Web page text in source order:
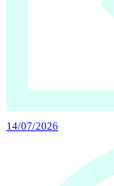
14/07/2026